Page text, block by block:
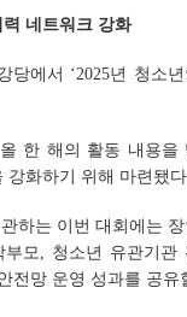
네트워크 강화
당에서 ‘2025년 청소년
한 해의 활동 내용을
강화하기 위해 마련됐
하는 이번 대회에는 장
모, 청소년 유관기관
전망 운영 성과를 공유